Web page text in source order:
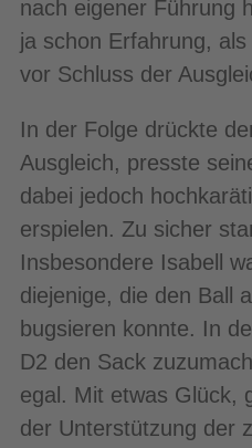
nach eigener Führung
ja schon Erfahrung,
vor Schluss der
In der Folge drückte
Ausgleich, presste
dabei jedoch
erspielen. Zu sicher
Insbesondere Isabell
diejenige, die den Ball
bugsieren konnte. In
D2 den Sack
egal. Mit etwas Glück,
der Unterstützung der